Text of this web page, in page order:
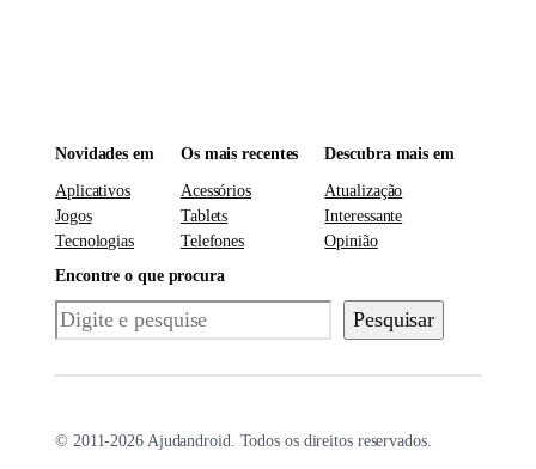
Novidades em
Aplicativos
Jogos
Tecnologias
Os mais recentes
Acessórios
Tablets
Telefones
Descubra mais em
Atualização
Interessante
Opinião
Encontre o que procura
Pesquisar Pesquisar
© 2011-2026 Ajudandroid. Todos os direitos reservados.